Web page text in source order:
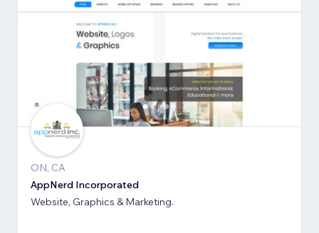
ON, CA
AppNerd Incorporated
Website, Graphics & Marketing.